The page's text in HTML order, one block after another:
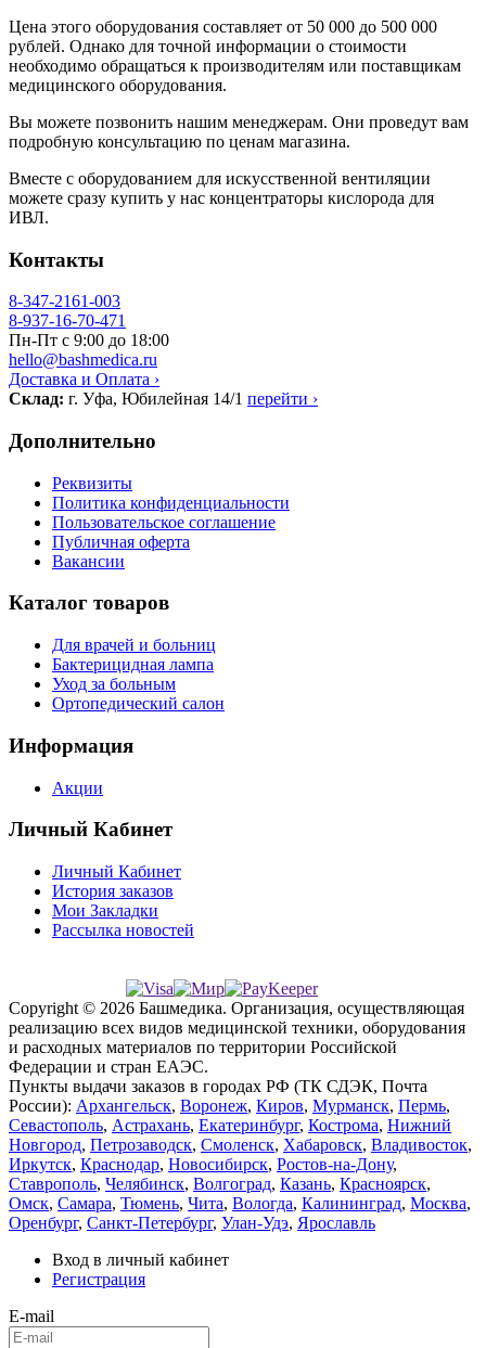
Цена этого оборудования составляет от 50 000 до 500 000
рублей. Однако для точной информации о стоимости
необходимо обращаться к производителям или поставщикам
медицинского оборудования.
Вы можете позвонить нашим менеджерам. Они проведут вам
подробную консультацию по ценам магазина.
Вместе с оборудованием для искусственной вентиляции
можете сразу купить у нас концентраторы кислорода для
ИВЛ.
Контакты
8-347-2161-003
8-937-16-70-471
Пн-Пт с 9:00 до 18:00
hello@bashmedica.ru
Доставка и Оплата ›
Склад: г. Уфа, Юбилейная 14/1 перейти ›
Дополнительно
Реквизиты
Политика конфиденциальности
Пользовательское соглашение
Публичная оферта
Вакансии
Каталог товаров
Для врачей и больниц
Бактерицидная лампа
Уход за больным
Ортопедический салон
Информация
Акции
Личный Кабинет
Личный Кабинет
История заказов
Мои Закладки
Рассылка новостей
Copyright © 2026 Башмедика. Организация, осуществляющая
реализацию всех видов медицинской техники, оборудования
и расходных материалов по территории Российской
Федерации и стран ЕАЭС.
Пункты выдачи заказов в городах РФ (ТК СДЭК, Почта
России): Архангельск, Воронеж, Киров, Мурманск, Пермь,
Севастополь, Астрахань, Екатеринбург, Кострома, Нижний
Новгород, Петрозаводск, Смоленск, Хабаровск, Владивосток,
Иркутск, Краснодар, Новосибирск, Ростов-на-Дону,
Ставрополь, Челябинск, Волгоград, Казань, Красноярск,
Омск, Самара, Тюмень, Чита, Вологда, Калининград, Москва,
Оренбург, Санкт-Петербург, Улан-Удэ, Ярославль
Вход в личный кабинет
Регистрация
E-mail